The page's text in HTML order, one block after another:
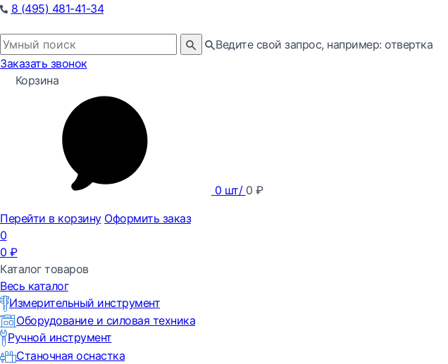
8 (495) 481-41-34
Ведите свой запрос, например: отвертка
Заказать звонок
Корзина
0 шт/ 0 ₽
Перейти в корзину Оформить заказ
0
0 ₽
Каталог товаров
Весь каталог
Измерительный инструмент
Оборудование и силовая техника
Ручной инструмент
Станочная оснастка